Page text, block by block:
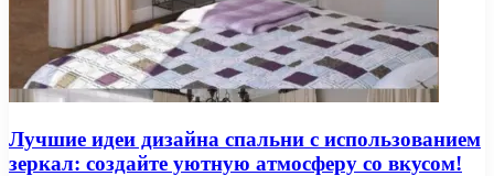
Лучшие идеи дизайна спальни с использованием
зеркал: создайте уютную атмосферу со вкусом!